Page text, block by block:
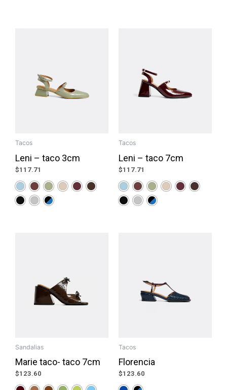
Tacos
Leni – taco 3cm
$117.71
Tacos
Leni – taco 7cm
$117.71
Sandalias
Marie taco- taco 7cm
$123.60
Tacos
Florencia
$123.60